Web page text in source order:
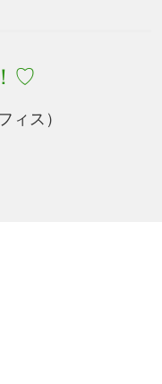
♡
ィス）